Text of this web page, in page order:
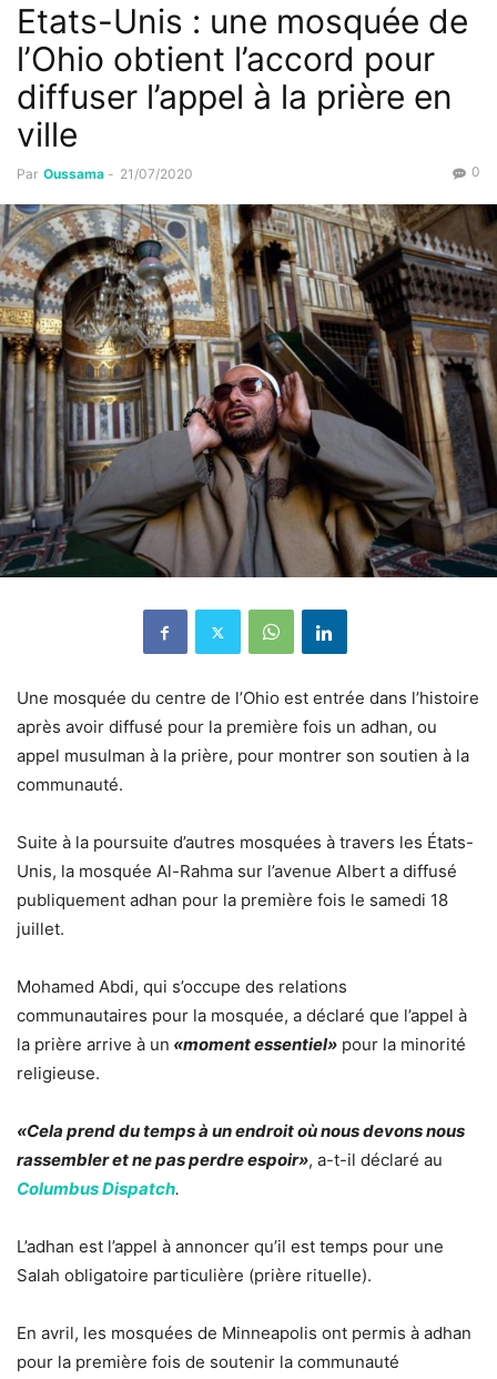
Etats-Unis : une mosquée de
l’Ohio obtient l’accord pour
diffuser l’appel à la prière en
ville
Par Oussama - 21/07/2020 0
Une mosquée du centre de l’Ohio est entrée dans l’histoire
après avoir diffusé pour la première fois un adhan, ou
appel musulman à la prière, pour montrer son soutien à la
communauté.
Suite à la poursuite d’autres mosquées à travers les États-
Unis, la mosquée Al-Rahma sur l’avenue Albert a diffusé
publiquement adhan pour la première fois le samedi 18
juillet.
Mohamed Abdi, qui s’occupe des relations
communautaires pour la mosquée, a déclaré que l’appel à
la prière arrive à un «moment essentiel» pour la minorité
religieuse.
«Cela prend du temps à un endroit où nous devons nous
rassembler et ne pas perdre espoir», a-t-il déclaré au
Columbus Dispatch.
L’adhan est l’appel à annoncer qu’il est temps pour une
Salah obligatoire particulière (prière rituelle).
En avril, les mosquées de Minneapolis ont permis à adhan
pour la première fois de soutenir la communauté